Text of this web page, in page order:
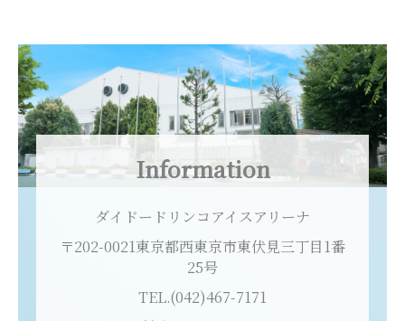
Information
ダイドードリンコアイスアリーナ
〒202-0021東京都西東京市東伏見三丁目1番
25号
TEL.(042)467-7171